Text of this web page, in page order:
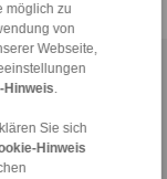
möglich zu
von
Webseite,
Hinweis
Sie sich
Hinweis